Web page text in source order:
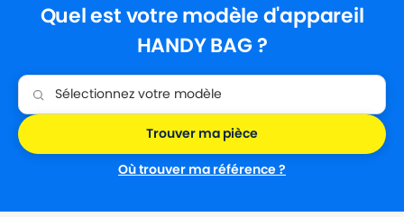
Quel est votre modèle d'appareil
HANDY BAG ?
Où trouver ma référence ?
Trouver ma pièce